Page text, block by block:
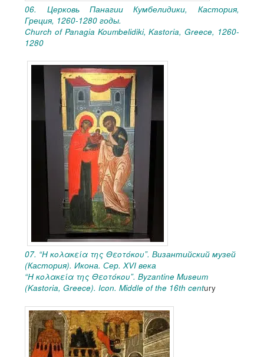
06. Церковь Панагии Кумбелидики, Кастория,
Греция, 1260-1280 годы.
Church of Panagia Koumbelidiki, Kastoria, Greece, 1260-
1280
07. “Η κολακεία της Θεοτόκου”. Византийский музей
(Кастория). Икона. Сер. XVI века
“Η κολακεία της Θεοτόκου”. Byzantine Museum
(Kastoria, Greece). Icon. Middle of the 16th century